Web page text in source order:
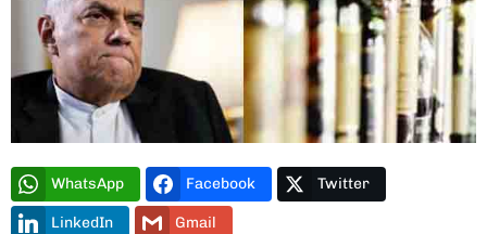
WhatsApp Facebook Twitter
LinkedIn Gmail